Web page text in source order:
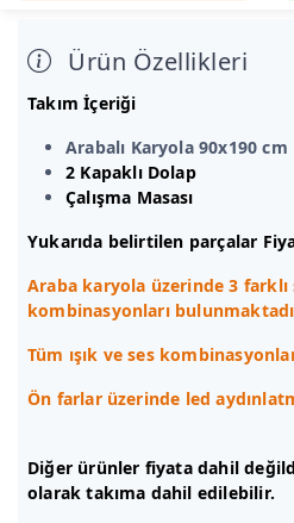
Ürün Özellikleri
Takım İçeriği
Arabalı Karyola 90x190 cm
2 Kapaklı Dolap
Çalışma Masası
Yukarıda belirtilen parçalar
Araba karyola üzerinde 3 farklı
kombinasyonları
Tüm ışık ve ses
Ön farlar üzerinde led
Diğer ürünler fiyata dahil
olarak takıma dahil edilebilir.